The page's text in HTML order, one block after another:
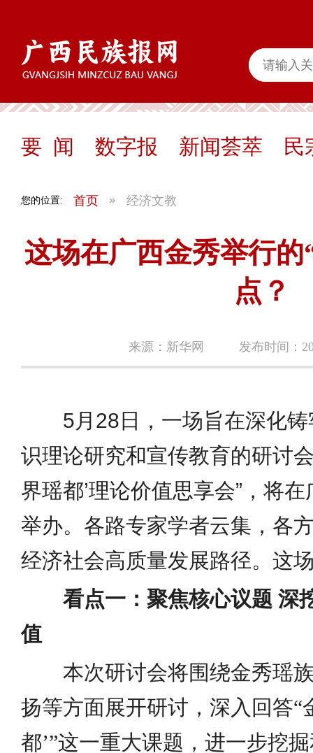
要 闻 数字报 新闻荟萃 民
您的位置: 首页 经济文教
这场在广西金秀举行的
点？
来源：新华网 发布时间：
5月28日，一场旨在深化铸
识理论研究和宣传教育的研讨
界瑶都’理论价值思享会”，将
举办。各路专家学者云集，各
经济社会高质量发展路径。这
看点一：聚焦核心议题 深
值
本次研讨会将围绕金秀瑶族
扬等方面展开研讨，深入回答“
都’”这一重大课题，进一步挖